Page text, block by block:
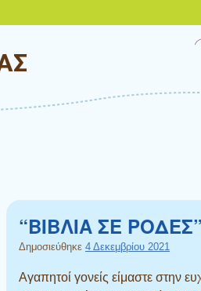
“ΒΙΒΛΙΑ ΣΕ ΡΟΔΕΣ”
Δημοσιεύθηκε 4 Δεκεμβρίου 2021
Αγαπητοί γονείς είμαστε στην